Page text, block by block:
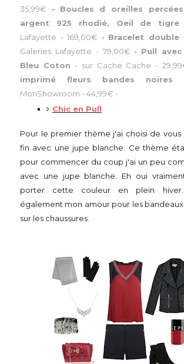
35,99€ -
Boucles d oreilles
argent 925 rhodié, Oeil de tigre
Lafayette - 169,00€ - Bracelet double
Galeries Lafayette - 79,00€ - Pull
Bleu Coton - sur Cache Cache -
imprimé fleurs bandes noires
MonShowroom - 44,99€ -
Chic en Pull
Pour le premier thème j'ai choisi de vous
fin avec une jupe blanche. Ce thème
pour commencer du coup j'ai un peu
avec une jupe blanche. Eh oui
porter cette couleur en plein
également mon amour pour les
sur les chaussures.